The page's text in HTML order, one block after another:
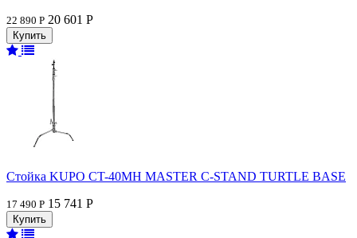
22 890 Р 20 601 Р
Стойка KUPO CT-40MH MASTER C-STAND TURTLE BASE
17 490 Р 15 741 Р